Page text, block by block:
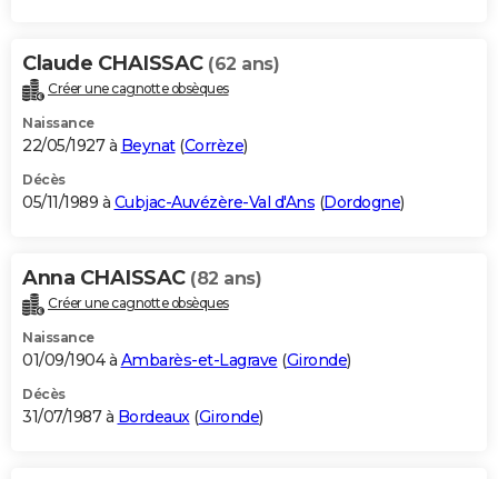
Claude CHAISSAC (62 ans)
Créer une cagnotte obsèques
Naissance
22/05/1927 à Beynat(Corrèze)
Décès
05/11/1989 à Cubjac-Auvézère-Val d'Ans (Dordogne)
Anna CHAISSAC (82 ans)
Créer une cagnotte obsèques
Naissance
01/09/1904 à Ambarès-et-Lagrave (Gironde)
Décès
31/07/1987 à Bordeaux(Gironde)